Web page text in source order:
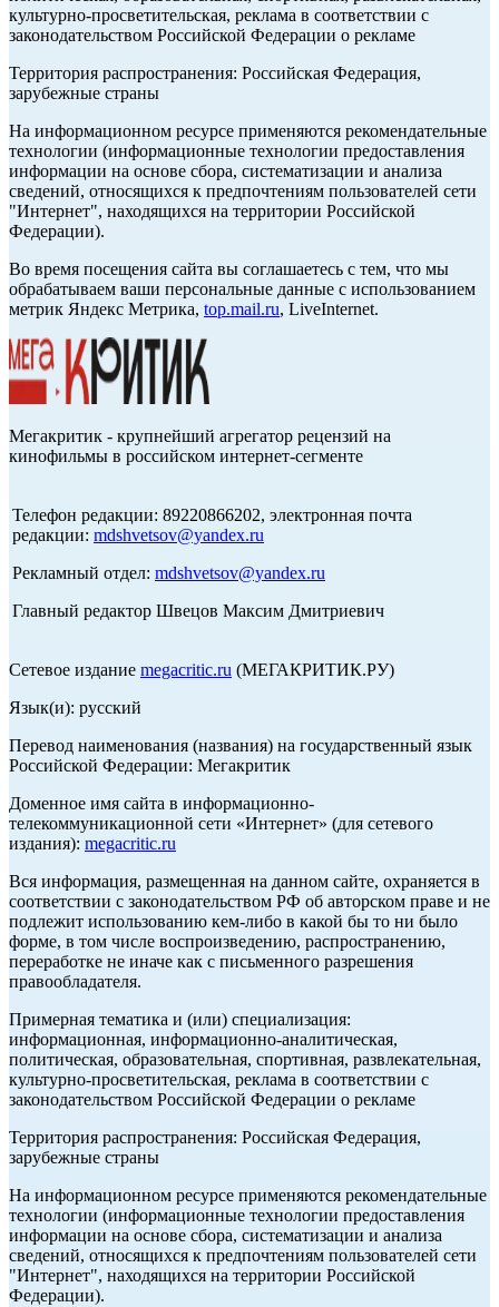
культурно-просветительская, реклама в соответствии с
законодательством Российской Федерации о рекламе
Территория распространения: Российская Федерация,
зарубежные страны
На информационном ресурсе применяются рекомендательные
технологии (информационные технологии предоставления
информации на основе сбора, систематизации и анализа
сведений, относящихся к предпочтениям пользователей сети
"Интернет", находящихся на территории Российской
Федерации).
Во время посещения сайта вы соглашаетесь с тем, что мы
обрабатываем ваши персональные данные с использованием
метрик Яндекс Метрика, top.mail.ru, LiveInternet.
Мегакритик - крупнейший агрегатор рецензий на
кинофильмы в российском интернет-сегменте
Телефон редакции: 89220866202, электронная почта
редакции: mdshvetsov@yandex.ru
Рекламный отдел: mdshvetsov@yandex.ru
Главный редактор Швецов Максим Дмитриевич
Сетевое издание megacritic.ru (МЕГАКРИТИК.РУ)
Язык(и): русский
Перевод наименования (названия) на государственный язык
Российской Федерации: Мегакритик
Доменное имя сайта в информационно-
телекоммуникационной сети «Интернет» (для сетевого
издания): megacritic.ru
Вся информация, размещенная на данном сайте, охраняется в
соответствии с законодательством РФ об авторском праве и не
подлежит использованию кем-либо в какой бы то ни было
форме, в том числе воспроизведению, распространению,
переработке не иначе как с письменного разрешения
правообладателя.
Примерная тематика и (или) специализация:
информационная, информационно-аналитическая,
политическая, образовательная, спортивная, развлекательная,
культурно-просветительская, реклама в соответствии с
законодательством Российской Федерации о рекламе
Территория распространения: Российская Федерация,
зарубежные страны
На информационном ресурсе применяются рекомендательные
технологии (информационные технологии предоставления
информации на основе сбора, систематизации и анализа
сведений, относящихся к предпочтениям пользователей сети
"Интернет", находящихся на территории Российской
Федерации).